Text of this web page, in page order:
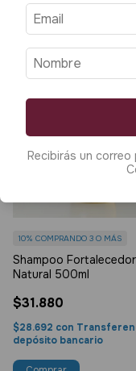
Shampoo Fortalecedor
Natural 500ml
$31.880
10% COMPRANDO 3 O MÁS
$28.692 con
depósito bancario
Recibirás un correo